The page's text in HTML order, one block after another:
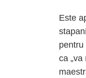
Este
ca